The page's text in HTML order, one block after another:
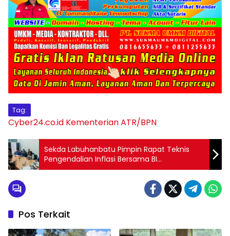
Tag:
Cyber24.co.id Kementerian ATR/BPN
Sekda Labuhanbatu Pimpin Rapat Teknis
Pengendalian Inflasi Bersama BI
Pematangsiantar
Pos Terkait